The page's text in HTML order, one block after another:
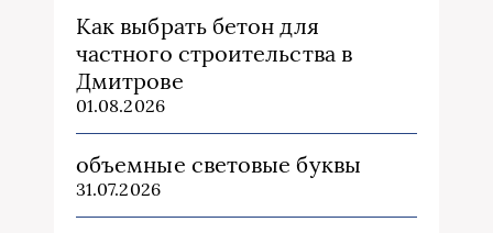
Как выбрать бетон для
частного строительства в
Дмитрове
01.08.2026
объемные световые буквы
31.07.2026